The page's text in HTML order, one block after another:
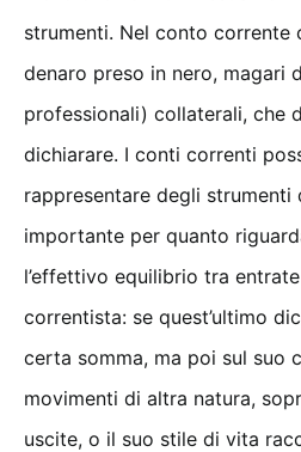
strumenti. Nel conto corrente
denaro preso in nero, magari
professionali) collaterali, che
dichiarare. I conti correnti
rappresentare degli strumenti
importante per quanto
l’effettivo equilibrio tra
correntista: se quest’ultimo
certa somma, ma poi sul suo
movimenti di altra natura,
uscite, o il suo stile di vita